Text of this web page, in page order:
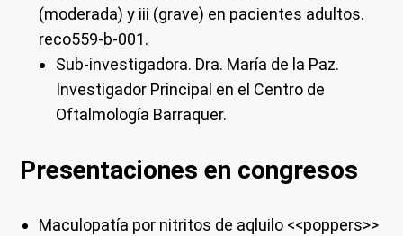
(moderada) y iii (grave) en pacientes adultos.
reco559-b-001.
Sub-investigadora. Dra. María de la Paz.
Investigador Principal en el Centro de
Oftalmología Barraquer.
Presentaciones en congresos
Maculopatía por nitritos de aqluilo <<poppers>>